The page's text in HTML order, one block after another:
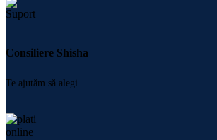
Consiliere Shisha
Te ajutăm să alegi